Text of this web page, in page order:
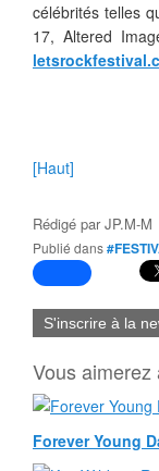
célébrités telles
17, Altered
[Haut]
Rédigé parJP.M-M
Publié dans
S'inscrire à la
Vous aimerez
Forever Young